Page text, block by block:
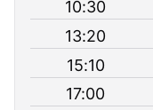
10:30
13:20
15:10
17:00